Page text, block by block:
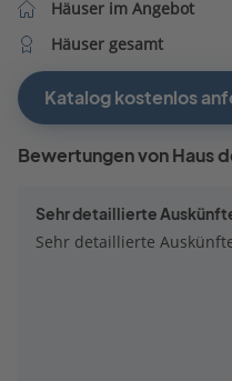
Häuser im Angebot
Häuser gesamt
Katalog kostenlos
Bewertungen von Haus
Sehr detaillierte
Sehr detaillierte